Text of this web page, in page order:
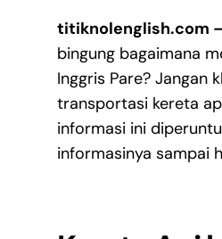
titiknolenglish.com
bingung bagaimana
Inggris Pare? Jangan
transportasi kereta
informasi ini
informasinya sampai